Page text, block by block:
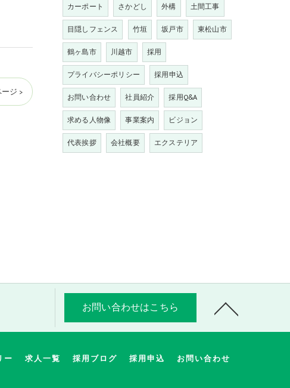
ジ >
カーポート
さかどし 外構
土間工事
目隠しフェンス
竹垣 坂戸市
東松山市
鶴ヶ島市
川越市
採用
プライバシーポリシー
採用申込
お問い合わせ
社員紹介
採用Q&A
求める人物像
事業案内
ビジョン
代表挨拶
会社概要 エクステリア
お問い合わせはこちら
ー 求人一覧 採用ブログ 採用申込
お問い合わせ